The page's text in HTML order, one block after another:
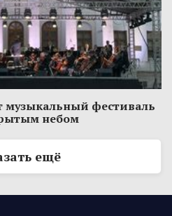
музыкальный фестиваль
небом
ещё